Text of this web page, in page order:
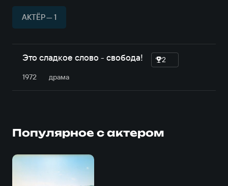
АКТЁР — 1
Это сладкое слово - свобода!
2
1972
драма
Популярное с актером